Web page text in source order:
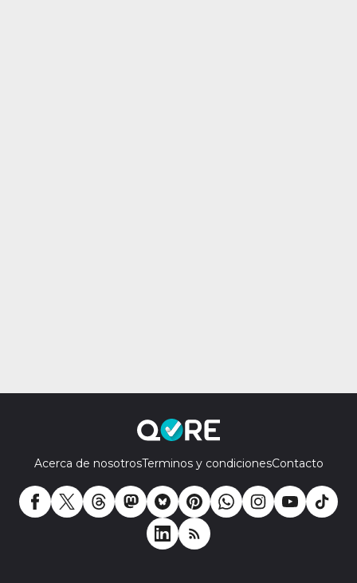
Acerca de nosotrosTerminos y condicionesContacto